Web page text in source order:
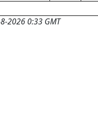
2026 0:33 GMT